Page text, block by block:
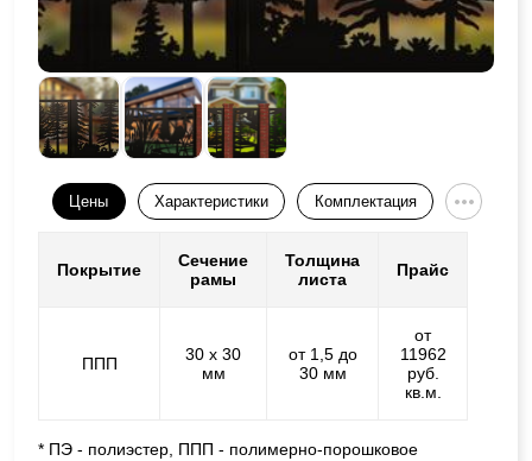
Цены Характеристики Комплектация
Покрытие
Сечение
рамы
Толщина
листа
Прайс
ППП
30 х 30
мм
от 1,5 до
30 мм
от
11962
руб.
кв.м.
* ПЭ - полиэстер, ППП - полимерно-порошковое